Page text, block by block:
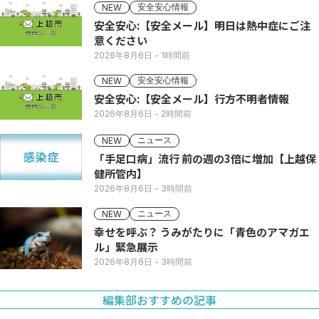
NEW 安全安心情報
安全安心:【安全メール】明日は熱中症にご注
意ください
2026年8月6日 - 1時間前
NEW 安全安心情報
安全安心:【安全メール】行方不明者情報
2026年8月6日 - 2時間前
NEW ニュース
「手足口病」流行 前の週の3倍に増加【上越保
健所管内】
2026年8月6日 - 3時間前
NEW ニュース
幸せを呼ぶ？ うみがたりに「青色のアマガエ
ル」緊急展示
2026年8月6日 - 3時間前
編集部おすすめの記事